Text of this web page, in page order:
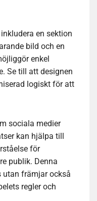
en sektion
bild och en
enkel
Se till att designen
logiskt för att
sociala medier
kan hjälpa till
för
publik. Denna
utan främjar också
regler och